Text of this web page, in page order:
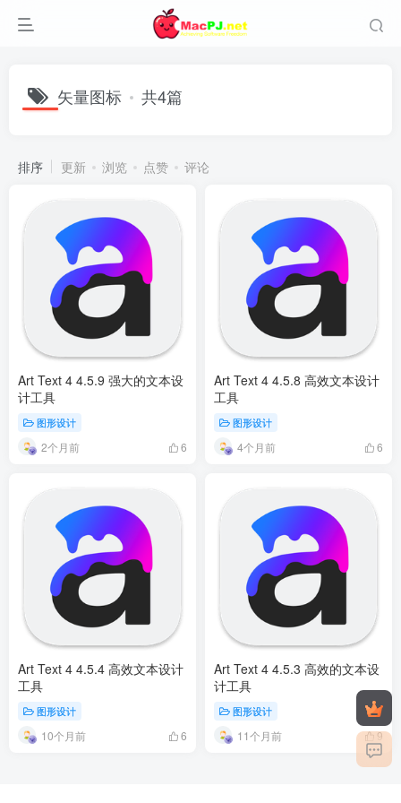
矢量图标 共4篇
排序 更新 浏览 点赞 评论
Art Text 4 4.5.9 强大的文本设
计工具
图形设计
2个月前 6
Art Text 4 4.5.8 高效文本设计
工具
图形设计
4个月前 6
Art Text 4 4.5.4 高效文本设计
工具
图形设计
10个月前 6
Art Text 4 4.5.3 高效的文本设
计工具
图形设计
11个月前 9